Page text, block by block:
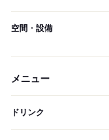
空間・設備
メニュー
ドリンク